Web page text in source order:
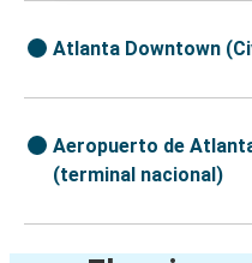
Atlanta Downtown
Aeropuerto de
(terminal nacional)